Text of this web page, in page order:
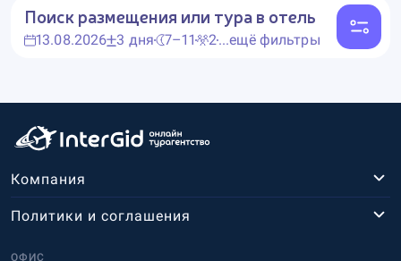
Поиск размещения или тура в отель
13.08.2026 3 дня 7–11 2...ещё фильтры
Компания
ОФИС
Политики и соглашения